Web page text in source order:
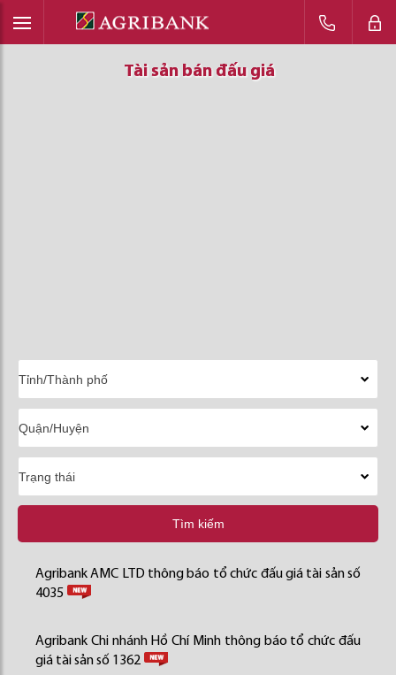
Tài sản bán đấu giá
Tài sản bán đấu giá
Tài sản bán đấu giá
Tìm kiếm
Agribank AMC LTD thông báo tổ chức đấu giá tài sản số
4035
Agribank Chi nhánh Hồ Chí Minh thông báo tổ chức đấu
giá tài sản số 1362